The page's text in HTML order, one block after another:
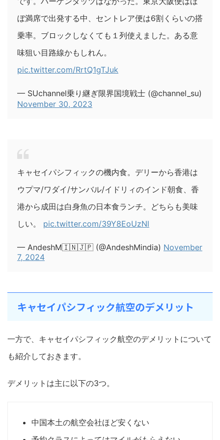
ぼ満席で出発する中、セントレア便は6割くらいの搭
乗率。ブロックしなくても１列使えました。ある意
味狙い目路線かもしれん。
pic.twitter.com/RrtQ1gTJuk
— SUchannel乗り継ぎ限界国境戦士 (@channel_su)
November 30, 2023
キャセイパシフィックの機内食。デリーから香港は
ウプマ/ワダイ/サンバル/イドリィのインド朝食、香
港から成田は白身魚の日本食ランチ。どちらも美味
しい。 pic.twitter.com/39Y8EoUzNl
— AndeshM🇮🇳🇯🇵 (@AndeshMindia) November
7, 2024
キャセイパシフィック航空のデメリット
一方で、キャセイパシフィック航空のデメリットについて
も紹介しておきます。
デメリットは主に以下の3つ。
中国本土の航空会社ほど安くない